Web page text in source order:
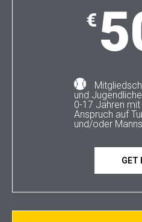
€
und
0-17 Jahren
Anspruch auf
und/oder
GET